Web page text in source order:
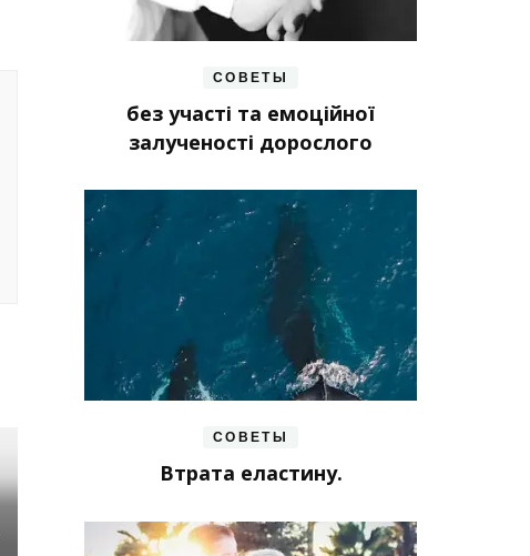
СОВЕТЫ
без участі та емоційної
залученості дорослого
СОВЕТЫ
Втрата еластину.